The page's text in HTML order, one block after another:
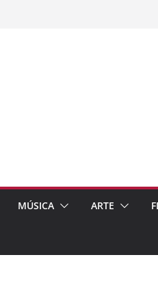
MÚSICA ARTE